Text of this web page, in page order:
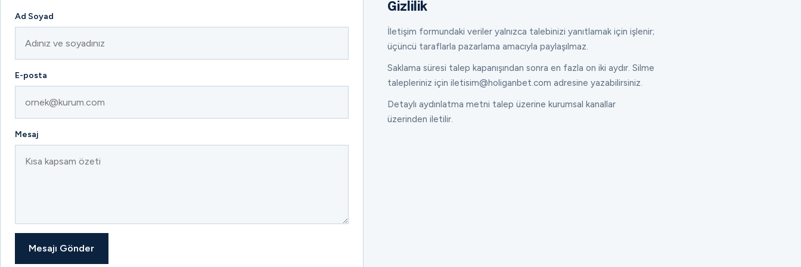
Ad Soyad
E-posta
Mesaj
Mesajı Gönder
Gizlilik
İletişim formundaki veriler yalnızca talebinizi yanıtlamak için işlenir;
üçüncü taraflarla pazarlama amacıyla paylaşılmaz.
Saklama süresi talep kapanışından sonra en fazla on iki aydır. Silme
talepleriniz için iletisim@holiganbet.com adresine yazabilirsiniz.
Detaylı aydınlatma metni talep üzerine kurumsal kanallar
üzerinden iletilir.